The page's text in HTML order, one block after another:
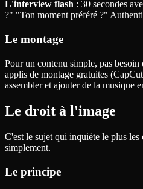
L'interview flash : 30 secondes
?" "Ton moment préféré ?"
Le montage
Pour un contenu simple, pas
applis de montage gratuites
assembler et ajouter de la musique
Le droit à l'image
C'est le sujet qui inquiète le plus
simplement.
Le principe